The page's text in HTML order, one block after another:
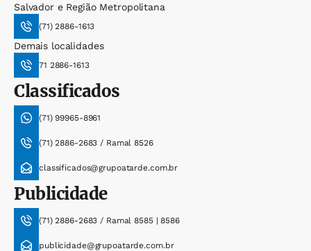
Salvador e Região Metropolitana
(71) 2886-1613
Demais localidades
71 2886-1613
Classificados
(71) 99965-8961
(71) 2886-2683 / Ramal 8526
classificados@grupoatarde.com.br
Publicidade
(71) 2886-2683 / Ramal 8585 | 8586
publicidade@grupoatarde.com.br